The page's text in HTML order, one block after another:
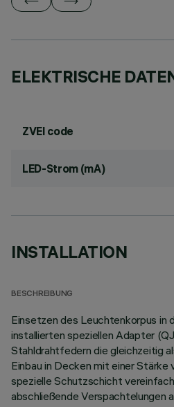
ELEKTRISCHE
ZVEI code
LED-Strom (mA)
INSTALLATION
BESCHREIBUNG
Einsetzen des Leuchtenkorpus in
installierten speziellen Adapter
Stahldrahtfedern die gleichzeitig
Einbau in Decken mit einer Stärke
spezielle Schutzschicht
abschließende Verspachtelungen